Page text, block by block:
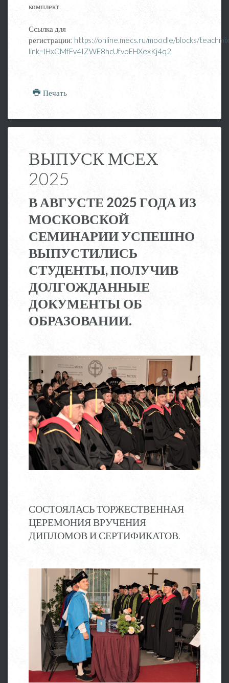
комплект.
Ссылка для
регистрации: https://online.mecs.ru/moodle/blocks/
link=lHxCMfFv4IZWE8hcUfvoEHXexKj4q2
Печать
ВЫПУСК МСЕХ
2025
В АВГУСТЕ 2025 ГОДА ИЗ
МОСКОВСКОЙ
СЕМИНАРИИ УСПЕШНО
ВЫПУСТИЛИСЬ
СТУДЕНТЫ, ПОЛУЧИВ
ДОЛГОЖДАННЫЕ
ДОКУМЕНТЫ ОБ
ОБРАЗОВАНИИ.
СОСТОЯЛАСЬ ТОРЖЕСТВЕННАЯ
ЦЕРЕМОНИЯ ВРУЧЕНИЯ
ДИПЛОМОВ И СЕРТИФИКАТОВ.